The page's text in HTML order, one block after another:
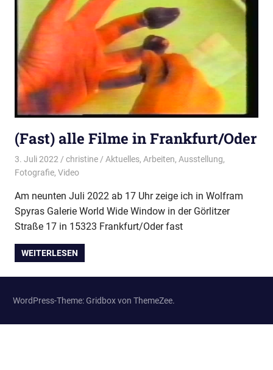
(Fast) alle Filme in Frankfurt/Oder
3. Juli 2022 christine Aktuelles, Arbeiten, Ausstellung,
Fotografie, Video
Am neunten Juli 2022 ab 17 Uhr zeige ich in Wolfram
Spyras Galerie World Wide Window in der Görlitzer
Straße 17 in 15323 Frankfurt/Oder fast
WEITERLESEN
WordPress-Theme: Gridbox von ThemeZee.